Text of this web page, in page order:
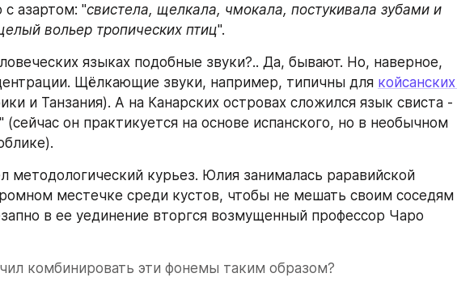
с азартом: "свистела, щелкала, чмокала, постукивала зубами и
вольер тропических птиц".
языках подобные звуки?.. Да, бывают. Но, наверное,
Щёлкающие звуки, например, типичны для койсанских
и Танзания). А на Канарских островах сложился язык свиста -
(сейчас он практикуется на основе испанского, но в необычном
методологический курьез. Юлия занималась раравийской
местечке среди кустов, чтобы не мешать своим соседям
в ее уединение вторгся возмущенный профессор Чаро
комбинировать эти фонемы таким образом?